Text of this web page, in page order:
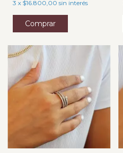
3 x $16.800,00 sin interés
Comprar